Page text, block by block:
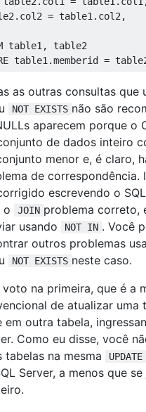
. col2 = table1 . col2 ,
table1 ,
table1 .memberid =
as outras consultas que
NOT EXISTS não são
aparecem porque o
de dados inteiro
menor e, é claro,
de correspondência.
escrevendo o
o
JOIN problema correto,
usando
NOT IN . Você
outros problemas
NOT EXISTS neste caso.
voto na primeira, que é a
de atualizar uma
em outra tabela,
Como eu disse, você
tabelas na mesma
UPDATE
Server, a menos que